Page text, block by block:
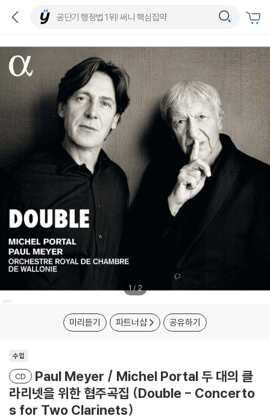
1/2
미리듣기 파트너샵 공유하기
수입
CD
Paul Meyer / Michel Portal 두 대의 클
라리넷을 위한 협주곡집 (Double - Concerto
s for Two Clarinets)